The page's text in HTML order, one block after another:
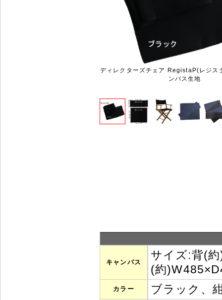
ディレクターズチェア RegistaP(レジス
ンバス生地
キャンパス
サイズ:背(
(約
カラー ブラック、